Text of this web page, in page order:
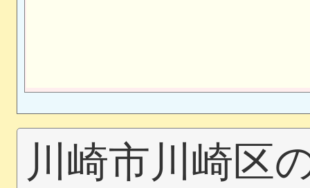
川崎市川崎区